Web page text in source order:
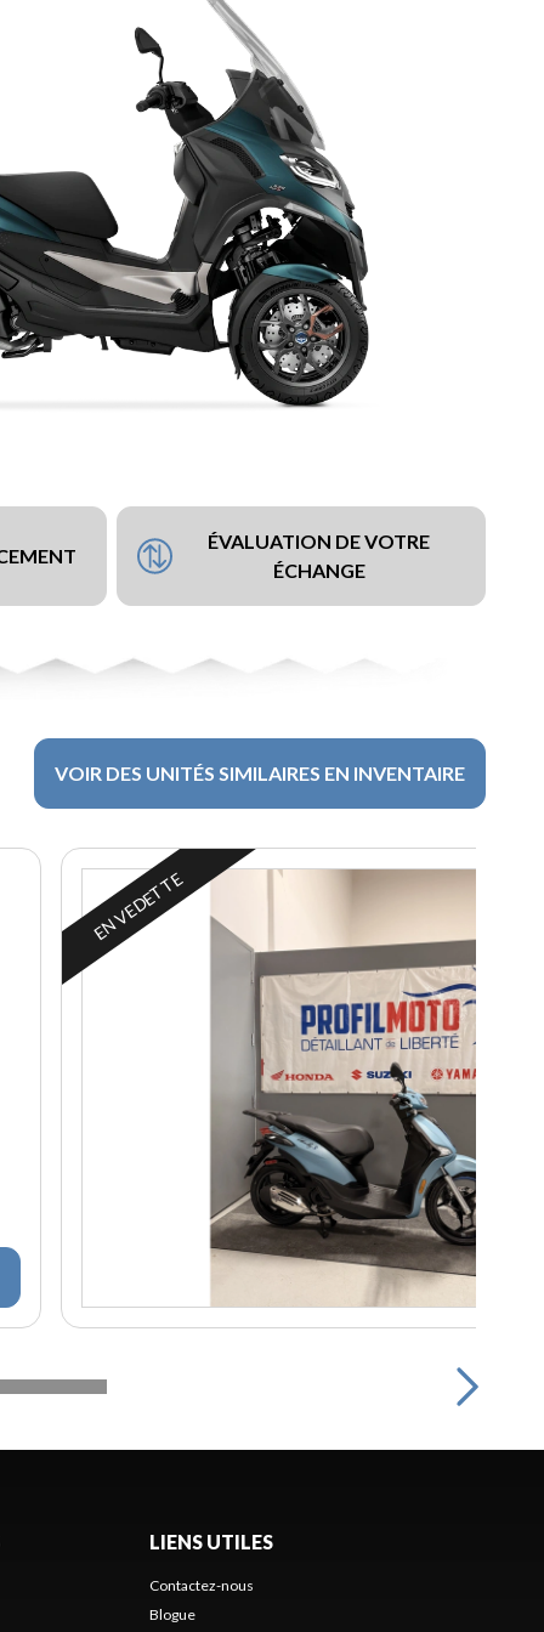
ÉVALUATION DE VOTRE
ÉCHANGE
VOIR DES UNITÉS SIMILAIRES EN INVENTAIRE
EN VEDETTE
LIENS UTILES
Contactez-nous
Blogue